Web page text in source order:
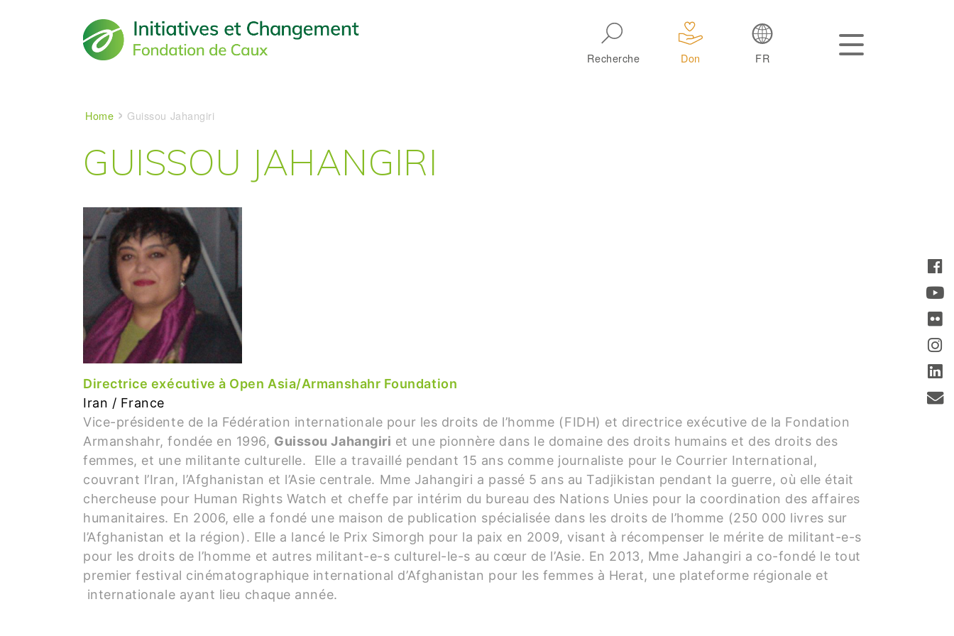
Recherche Don FR
Breadcrumb
Home Guissou Jahangiri
GUISSOU JAHANGIRI
Directrice exécutive à Open Asia/Armanshahr Foundation
Iran / France
Vice-présidente de la Fédération internationale pour les droits de l’homme (FIDH) et directrice exécutive de la Fondation
Armanshahr, fondée en 1996, Guissou Jahangiri et une pionnère dans le domaine des droits humains et des droits des
femmes, et une militante culturelle. Elle a travaillé pendant 15 ans comme journaliste pour le Courrier International,
couvrant l’Iran, l’Afghanistan et l’Asie centrale. Mme Jahangiri a passé 5 ans au Tadjikistan pendant la guerre, où elle était
chercheuse pour Human Rights Watch et cheffe par intérim du bureau des Nations Unies pour la coordination des affaires
humanitaires. En 2006, elle a fondé une maison de publication spécialisée dans les droits de l’homme (250 000 livres sur
l’Afghanistan et la région). Elle a lancé le Prix Simorgh pour la paix en 2009, visant à récompenser le mérite de militant-e-s
pour les droits de l’homme et autres militant-e-s culturel-le-s au cœur de l’Asie. En 2013, Mme Jahangiri a co-fondé le tout
premier festival cinématographique international d’Afghanistan pour les femmes à Herat, une plateforme régionale et
internationale ayant lieu chaque année.